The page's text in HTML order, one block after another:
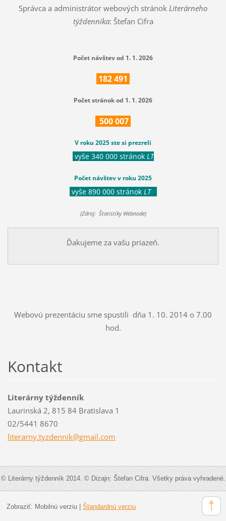
Správca a administrátor webových stránok Literárneho
týždenníka: Štefan Cifra
Počet návštev od 1. 1. 2026
182491
Počet stránok od 1. 1. 2026
500007
V roku 2025 ste si prezreli
vyše 340 000 stránok LT
Počet návštev v roku 2025
vyše 890 000 stránok LT
(Zdroj: Štatistiky Webnode)
Ďakujeme za vašu priazeň.
Webovú prezentáciu sme spustili dňa 1. 10. 2014 o 7.00
hod.
Kontakt
Literárny týždenník
Laurinská 2, 815 84 Bratislava 1
02/5441 8670
literarny.tyzdennik@gmail.com
© Literárny týždenník 2014. © Dizajn: Štefan Cifra. Všetky práva vyhradené.
Zobraziť: Mobilnú verziu| Štandardnú verziu